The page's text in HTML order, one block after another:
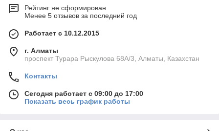
Рейтинг не сформирован
Менее 5 отзывов за последний год
Работает с 10.12.2015
г. Алматы
проспект Турара Рыскулова 68А/3, Алматы, Казахстан
Контакты
Сегодня работает с 09:00 до 17:00
Показать весь график работы